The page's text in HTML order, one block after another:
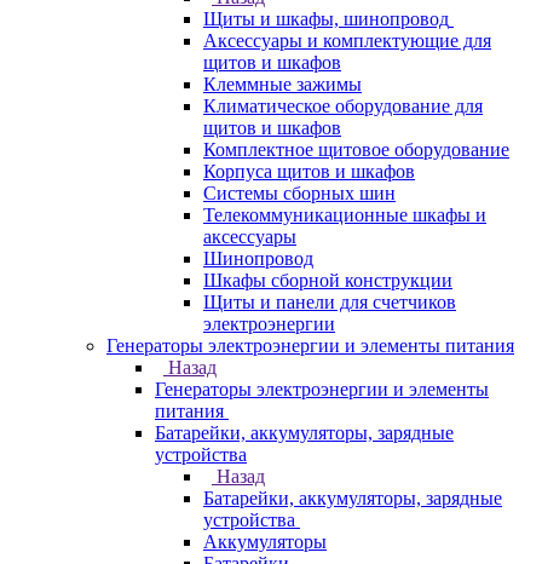
Щиты и шкафы, шинопровод
Аксессуары и комплектующие для
щитов и шкафов
Клеммные зажимы
Климатическое оборудование для
щитов и шкафов
Комплектное щитовое оборудование
Корпуса щитов и шкафов
Системы сборных шин
Телекоммуникационные шкафы и
аксессуары
Шинопровод
Шкафы сборной конструкции
Щиты и панели для счетчиков
электроэнергии
Генераторы электроэнергии и элементы питания
Назад
Генераторы электроэнергии и элементы
питания
Батарейки, аккумуляторы, зарядные
устройства
Назад
Батарейки, аккумуляторы, зарядные
устройства
Аккумуляторы